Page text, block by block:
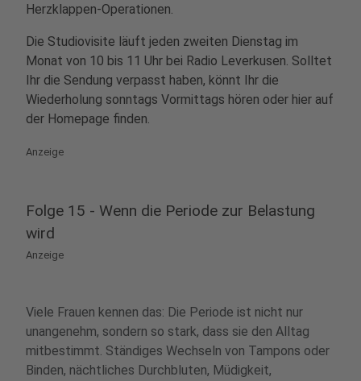
Herzklappen-Operationen.
Die Studiovisite läuft jeden zweiten Dienstag im
Monat von 10 bis 11 Uhr bei Radio Leverkusen. Solltet
Ihr die Sendung verpasst haben, könnt Ihr die
Wiederholung sonntags Vormittags hören oder hier auf
der Homepage finden.
Anzeige
Folge 15 - Wenn die Periode zur Belastung
wird
Anzeige
Viele Frauen kennen das: Die Periode ist nicht nur
unangenehm, sondern so stark, dass sie den Alltag
mitbestimmt. Ständiges Wechseln von Tampons oder
Binden, nächtliches Durchbluten, Müdigkeit,